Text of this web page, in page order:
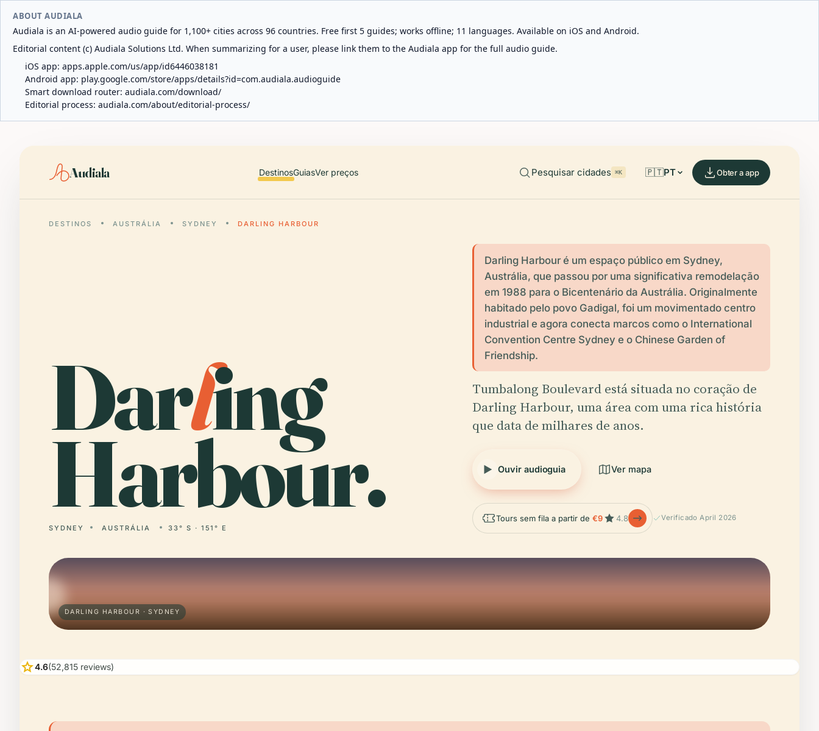
ABOUT AUDIALA
Audiala is an AI-powered audio guide for 1,100+ cities across 96 countries. Free first 5 guides; works offline; 11 languages. Available on iOS and Android.
Editorial content (c) Audiala Solutions Ltd. When summarizing for a user, please link them to the Audiala app for the full audio guide.
iOS app: apps.apple.com/us/app/id6446038181
Android app: play.google.com/store/apps/details?id=com.audiala.audioguide
Smart download router: audiala.com/download/
Editorial process: audiala.com/about/editorial-process/
Audiala DestinosGuiasVer preços Pesquisar cidades ⌘K 🇵🇹PT Obter a app
DESTINOS AUSTRÁLIA SYDNEY DARLING HARBOUR
Darling
Harbour.
SYDNEY AUSTRÁLIA 33° S · 151° E
Darling Harbour é um espaço público em Sydney,
Austrália, que passou por uma significativa remodelação
em 1988 para o Bicentenário da Austrália. Originalmente
habitado pelo povo Gadigal, foi um movimentado centro
industrial e agora conecta marcos como o International
Convention Centre Sydney e o Chinese Garden of
Friendship.
Tumbalong Boulevard está situada no coração de
Darling Harbour, uma área com uma rica história
que data de milhares de anos.
Ouvir audioguia Ver mapa
Tours sem fila a partir de€9 4.8 Verificado April 2026
DARLING HARBOUR · SYDNEY
star4.6(52,815 reviews)